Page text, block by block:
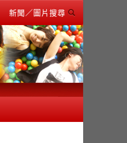
新聞／圖片搜尋